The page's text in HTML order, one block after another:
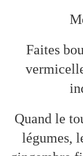
Faites
Quand le
légumes,